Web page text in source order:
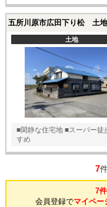
五所川原市広田下り松 土
土地
■閑静な住宅地 ■スーパー
すめ
7
7件
会員登録でマイペー